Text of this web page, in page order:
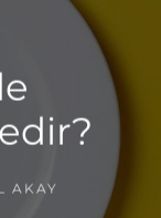
AKAY